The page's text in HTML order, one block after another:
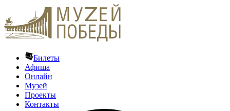
Билеты
Афиша
Онлайн
Музей
Проекты
Контакты